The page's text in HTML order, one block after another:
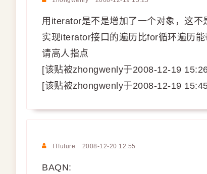
用iterator是不是增加了一个对象，这不
实现iterator接口的遍历比for循环遍历能
请高人指点
[该贴被zhongwenly于2008-12-19
[该贴被zhongwenly于2008-12-19
ITfuture 2008-12-20 12:55
BAQN: